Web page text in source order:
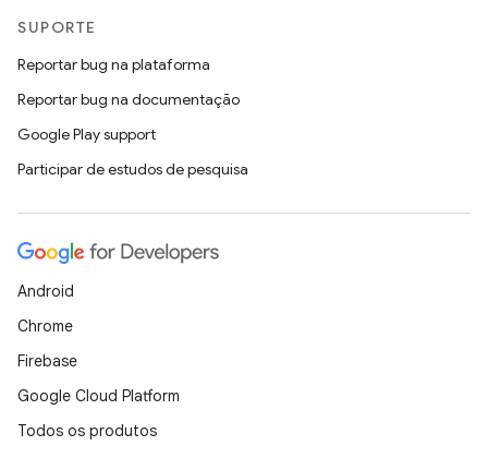
SUPORTE
Reportar bug na plataforma
Reportar bug na documentação
Google Play support
Participar de estudos de pesquisa
Android
Chrome
Firebase
Google Cloud Platform
Todos os produtos